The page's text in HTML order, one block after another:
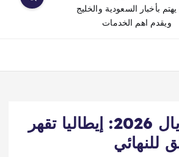
بأخبار السعودية والخليج
ويقدم اهم الخدمات
ملحق مونديال 2026: إيطاليا تقهر
للنهائي